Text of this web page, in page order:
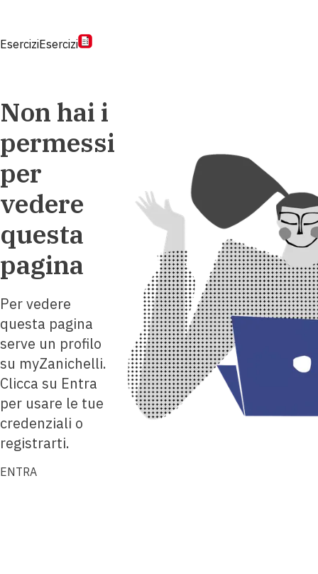
EserciziEsercizi
Non hai i
permessi
per
vedere
questa
pagina
Per vedere
questa pagina
serve un profilo
su myZanichelli.
Clicca su Entra
per usare le tue
credenziali o
registrarti.
ENTRA